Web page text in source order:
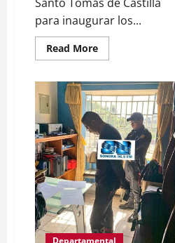
para inaugurar los...
Read MoreRead
more
Jimmy
visita
Empornac
Departamental